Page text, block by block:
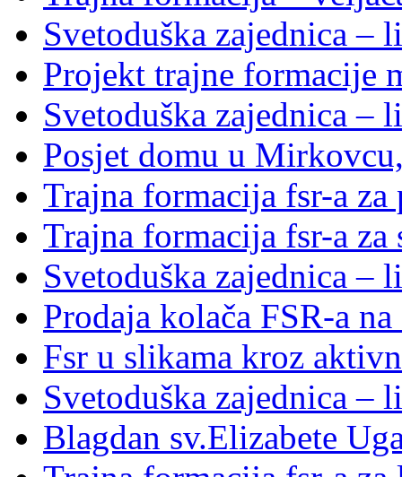
Svetoduška zajednica –
Projekt trajne formacije
Svetoduška zajednica –
Posjet domu u
Trajna formacija fsr-a za
Trajna formacija fsr-a za
Svetoduška zajednica –
Prodaja kolača FSR-a
Fsr u slikama kroz
Svetoduška zajednica –
Blagdan sv.Elizabete